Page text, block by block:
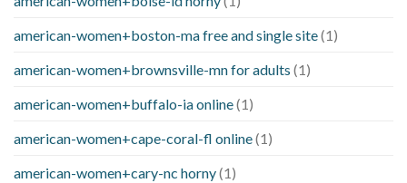
american-women+boston-ma free and single site(1)
american-women+brownsville-mn for adults (1)
american-women+buffalo-ia online(1)
american-women+cape-coral-fl online(1)
american-women+cary-nc horny(1)